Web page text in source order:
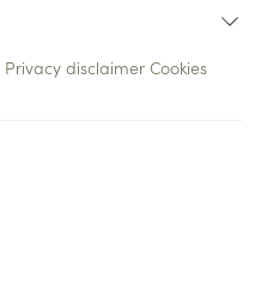
Privacy disclaimer Cookies